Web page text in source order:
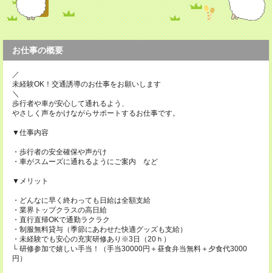
お仕事の概要
／
未経験OK！交通誘導のお仕事をお願いします
＼
歩行者や車が安心して通れるよう、
やさしく声をかけながらサポートするお仕事です。
▼仕事内容
・歩行者の安全確保や声がけ
・車がスムーズに通れるようにご案内 など
▼メリット
・どんなに早く終わっても日給は全額支給
・業界トップクラスの高日給
・直行直帰OKで通勤ラクラク
・制服無料貸与（季節にあわせた快適グッズも支給）
・未経験でも安心の充実研修あり※3日（20ｈ）
└ 研修参加で嬉しい手当！（手当30000円＋昼食弁当無料＋夕食代3000
円）